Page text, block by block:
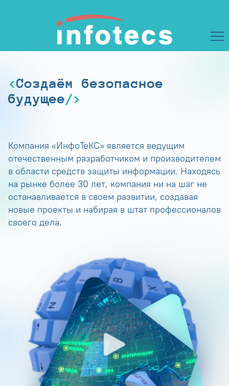
Создаём безопасное
будущее
Компания «ИнфоТеКС» является ведущим
отечественным разработчиком и производителем
в области средств защиты информации. Находясь
на рынке более 30 лет, компания ни на шаг не
останавливается в своем развитии, создавая
новые проекты и набирая в штат профессионалов
своего дела.